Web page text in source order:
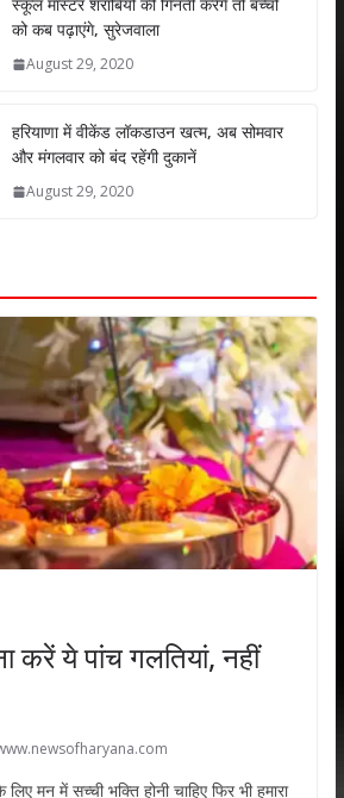
को कब पढ़ाएंगे, सुरेजवाला
August 29, 2020
हरियाणा में वीकेंड लॉकडाउन खत्म, अब सोमवार
और मंगलवार को बंद रहेंगी दुकानें
August 29, 2020
करें ये पांच गलतियां, नहीं
मन में सच्ची भक्ति होनी चाहिए फिर भी हमारा